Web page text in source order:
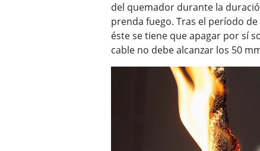
del quemador durante la
prenda fuego. Tras el período
éste se tiene que apagar por sí
cable no debe alcanzar los 50